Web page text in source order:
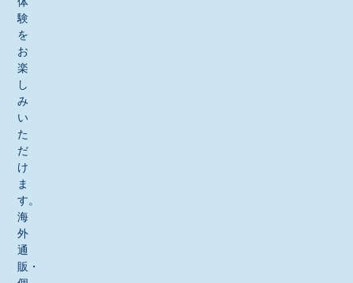
験
を
お
楽
し
み
い
た
だ
け
ま
す。
海
外
通
販・